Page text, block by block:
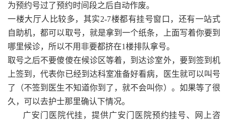
为预约号过了预约时间段之后自动作废。
一楼大厅人比较多，其实2-7楼都有挂号窗口，还有一站式
自助机，都可以取号，就是拿到一个纸条，上面写着你要到
哪里候诊，所以不用非要都挤在1楼排队拿号。
取号之后不要傻傻在候诊区等着，到达诊室外，要到签到机
上签到，代表你已经到达科室准备好看病，医生就可以叫号
了（不签到医生不知道你到了，就不会叫你）。如果等了很
久，可以去护士那里确认下情况。
广安门医院代挂，提供广安门医院预约挂号、网上咨